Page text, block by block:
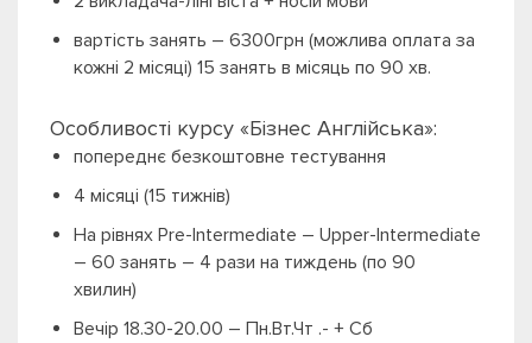
вартість занять – 6300грн (можлива оплата за
кожні 2 місяці) 15 занять в місяць по 90 хв.
Особливості курсу «Бізнес Англійська»:
попереднє безкоштовне тестування
4 місяці (15 тижнів)
На рівнях Pre-Intermediate – Upper-Intermediate
– 60 занять – 4 рази на тиждень (по 90
хвилин)
Вечір 18.30-20.00 – Пн.Вт.Чт .- + Сб